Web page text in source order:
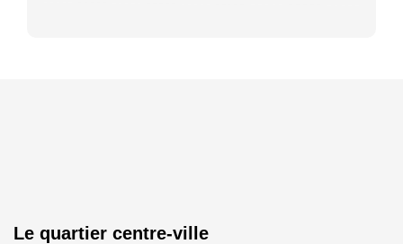
Le quartier centre-ville